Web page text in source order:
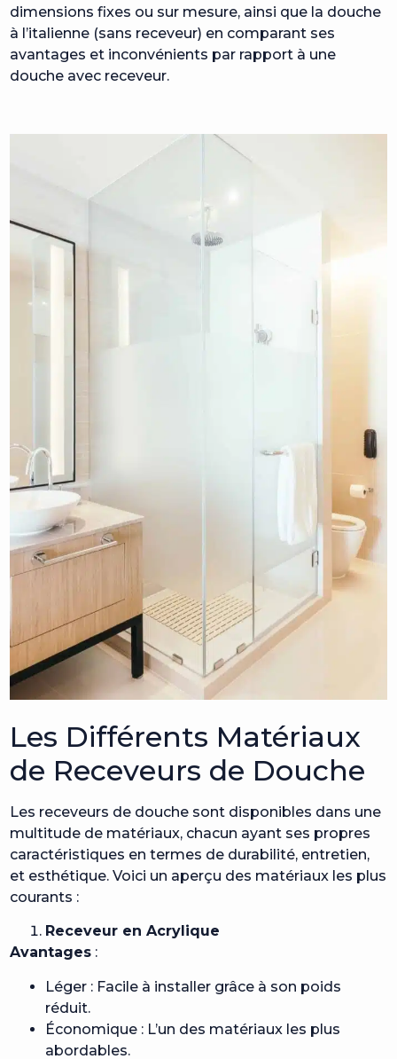
dimensions fixes ou sur mesure, ainsi que la douche
à l’italienne (sans receveur) en comparant ses
avantages et inconvénients par rapport à une
douche avec receveur.
Les Différents Matériaux
de Receveurs de Douche
Les receveurs de douche sont disponibles dans une
multitude de matériaux, chacun ayant ses propres
caractéristiques en termes de durabilité, entretien,
et esthétique. Voici un aperçu des matériaux les plus
courants :
Receveur en Acrylique
Avantages :
Léger : Facile à installer grâce à son poids
réduit.
Économique : L’un des matériaux les plus
abordables.